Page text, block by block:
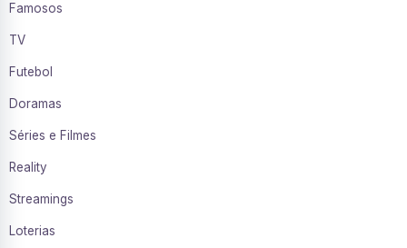
Famosos
TV
Futebol
Doramas
Séries e Filmes
Reality
Streamings
Loterias